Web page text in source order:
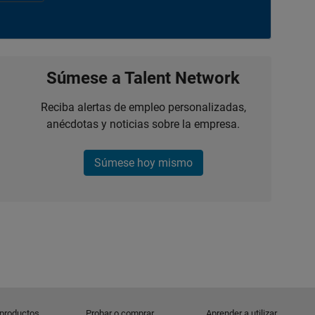
Súmese a Talent Network
Reciba alertas de empleo personalizadas,
anécdotas y noticias sobre la empresa.
Súmese hoy mismo